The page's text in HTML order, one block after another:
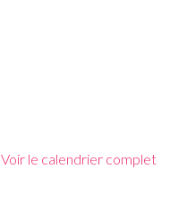
Voir le calendrier complet